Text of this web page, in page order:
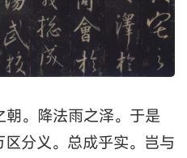
朝。降法雨之泽。于是
分义。总成乎实。岂与